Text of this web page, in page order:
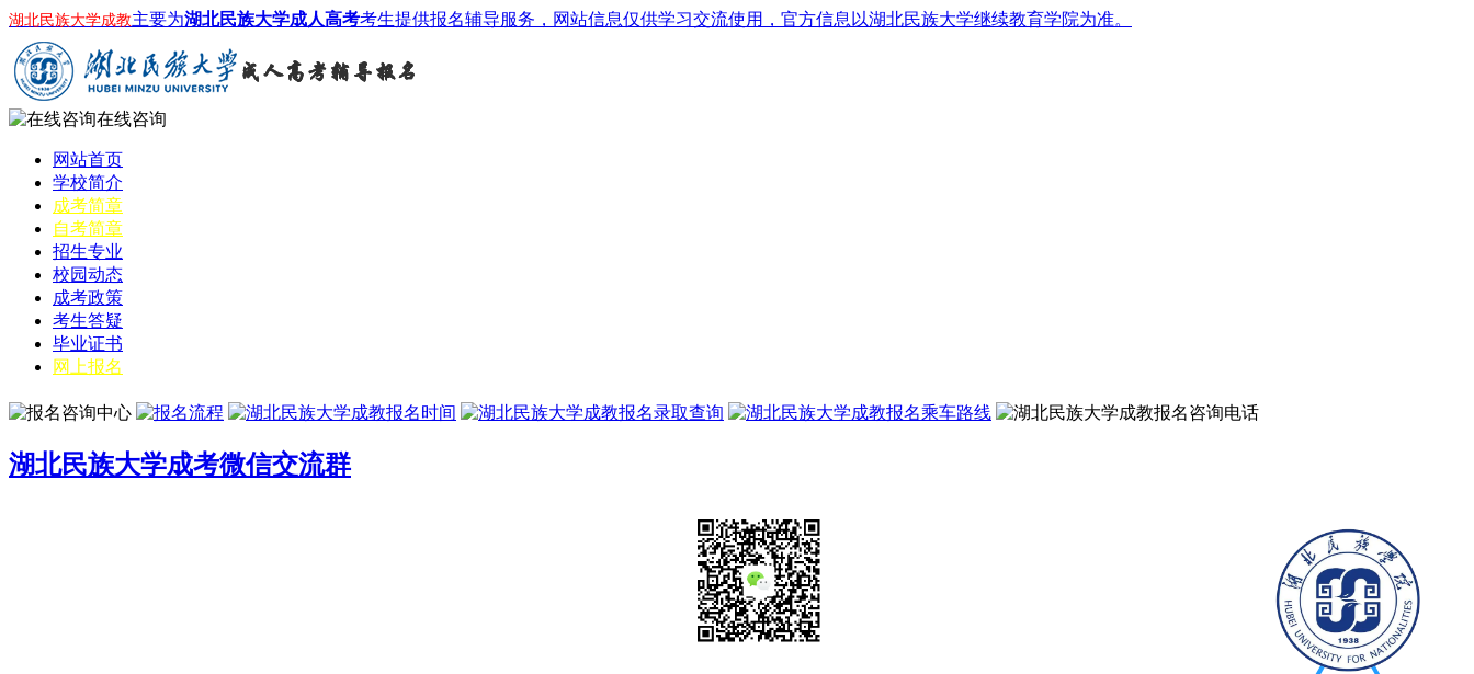
湖北民族大学成教主要为湖北民族大学成人高考考生提供报名辅导服务，网站信息仅供学习交流使用，官方信息以湖北民族大学继续教育学院为准。
在线咨询
网站首页
学校简介
成考简章
自考简章
招生专业
校园动态
成考政策
考生答疑
毕业证书
网上报名
湖北民族大学成考微信交流群